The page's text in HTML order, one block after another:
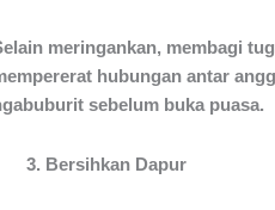
meringankan, membagi
hubungan antar
sebelum buka puasa.
Bersihkan Dapur